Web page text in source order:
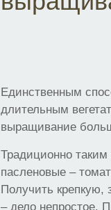
Единственным
длительным
выращивание
Традиционно
пасленовые –
Получить
– дело непростое.